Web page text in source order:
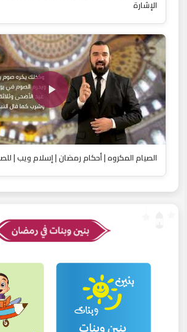
الإشارة
الصيام المكروه | أحكام رمضان | إسلام ويب |